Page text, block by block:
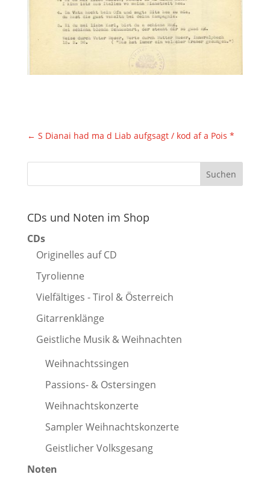
← S Dianai had ma d Liab aufgsagt / kod af a Pois *
CDs und Noten im Shop
CDs
Originelles auf CD
Tyrolienne
Vielfältiges - Tirol & Österreich
Gitarrenklänge
Geistliche Musik & Weihnachten
Weihnachtssingen
Passions- & Ostersingen
Weihnachtskonzerte
Sampler Weihnachtskonzerte
Geistlicher Volksgesang
Noten